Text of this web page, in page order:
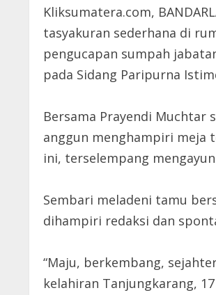
Kliksumatera.com,
tasyakuran sederhana di
pengucapan sumpah
pada Sidang Paripurna
Bersama Prayendi Muchtar
anggun menghampiri meja
ini, terselempang
Sembari meladeni tamu
dihampiri redaksi dan
“Maju, berkembang,
kelahiran Tanjungkarang,